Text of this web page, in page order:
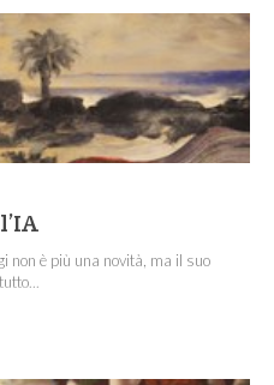
non è più una novità, ma il suo